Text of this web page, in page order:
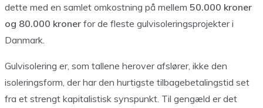
dette med en samlet omkostning på mellem 50.000 kroner
og 80.000 kroner for de fleste gulvisoleringsprojekter i
Danmark.
Gulvisolering er, som tallene herover afslører, ikke den
isoleringsform, der har den hurtigste tilbagebetalingstid set
fra et strengt kapitalistisk synspunkt. Til gengæld er det